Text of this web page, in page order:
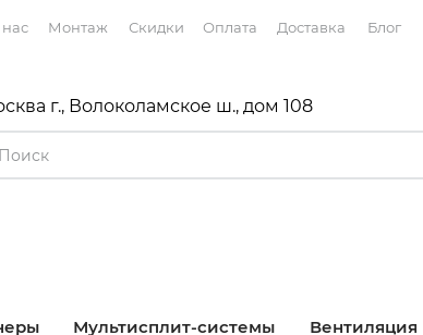
Монтаж Скидки Оплата Доставка Блог
г., Волоколамское ш., дом 108
Мультисплит-системы Вентиляция